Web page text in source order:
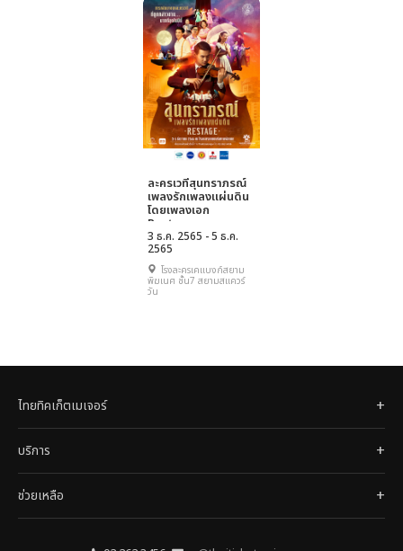
ละครเวทีสุนทราภรณ์
เพลงรักเพลงแผ่นดิน
โดยเพลงเอก
Restage
3 ธ.ค. 2565 - 5 ธ.ค.
2565
โรงละครเคแบงก์สยาม
พิฆเนศ ชั้น7 สยามสแควร์
วัน
ไทยทิคเก็ตเมเจอร์
บริการ
ช่วยเหลือ